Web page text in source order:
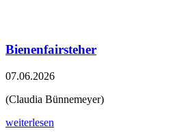
Bienenfairsteher
07.06.2026
(Claudia Bünnemeyer)
weiterlesen